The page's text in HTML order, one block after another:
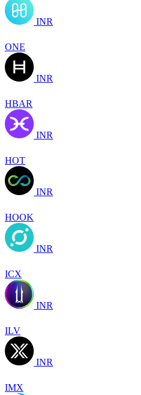
INR
ONE
INR
HBAR
INR
HOT
INR
HOOK
INR
ICX
INR
ILV
INR
IMX